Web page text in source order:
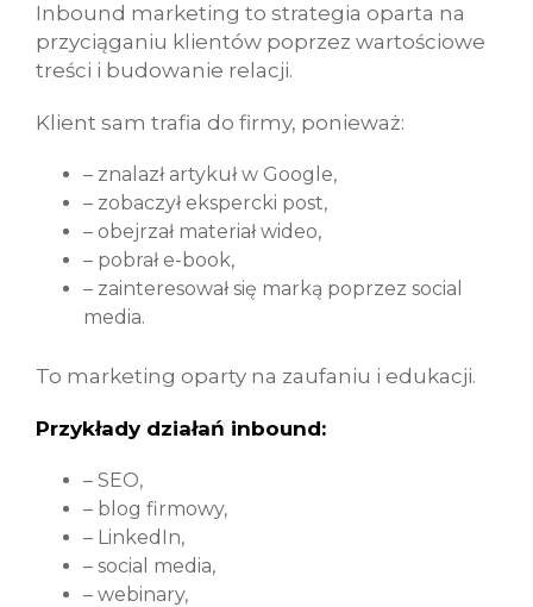
Inbound marketing to strategia oparta na
przyciąganiu klientów poprzez wartościowe
treści i budowanie relacji.
Klient sam trafia do firmy, ponieważ:
– znalazł artykuł w Google,
– zobaczył ekspercki post,
– obejrzał materiał wideo,
– pobrał e-book,
– zainteresował się marką poprzez social
media.
To marketing oparty na zaufaniu i edukacji.
Przykłady działań inbound:
– SEO,
– blog firmowy,
– LinkedIn,
– social media,
– webinary,